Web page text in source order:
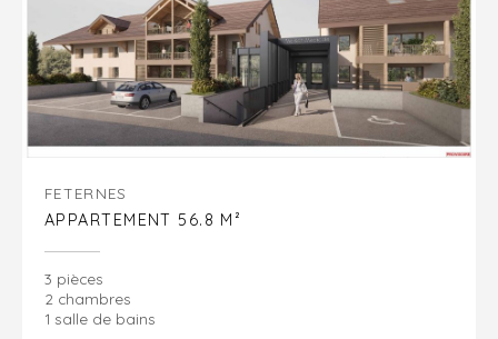
FETERNES
APPARTEMENT 56.8 M²
3 pièces
2 chambres
1 salle de bains